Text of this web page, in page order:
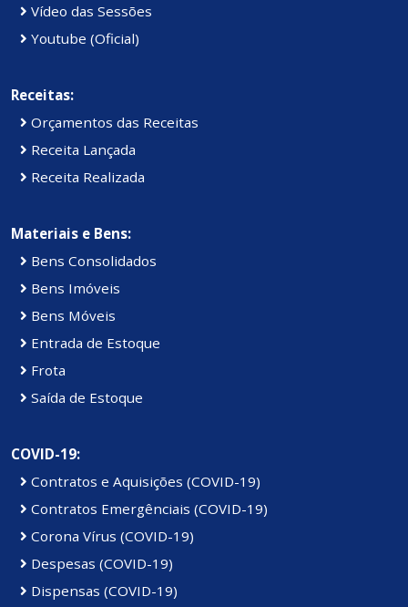
Vídeo das Sessões
Youtube (Oficial)
Receitas:
Orçamentos das Receitas
Receita Lançada
Receita Realizada
Materiais e Bens:
Bens Consolidados
Bens Imóveis
Bens Móveis
Entrada de Estoque
Frota
Saída de Estoque
COVID-19:
Contratos e Aquisições (COVID-19)
Contratos Emergênciais (COVID-19)
Corona Vírus (COVID-19)
Despesas (COVID-19)
Dispensas (COVID-19)